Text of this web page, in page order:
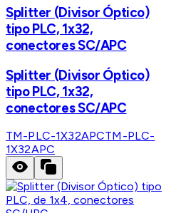
Splitter (Divisor Óptico)
tipo PLC, 1x32,
conectores SC/APC
Splitter (Divisor Óptico)
tipo PLC, 1x32,
conectores SC/APC
TM-PLC-1X32APCTM-PLC-
1X32APC